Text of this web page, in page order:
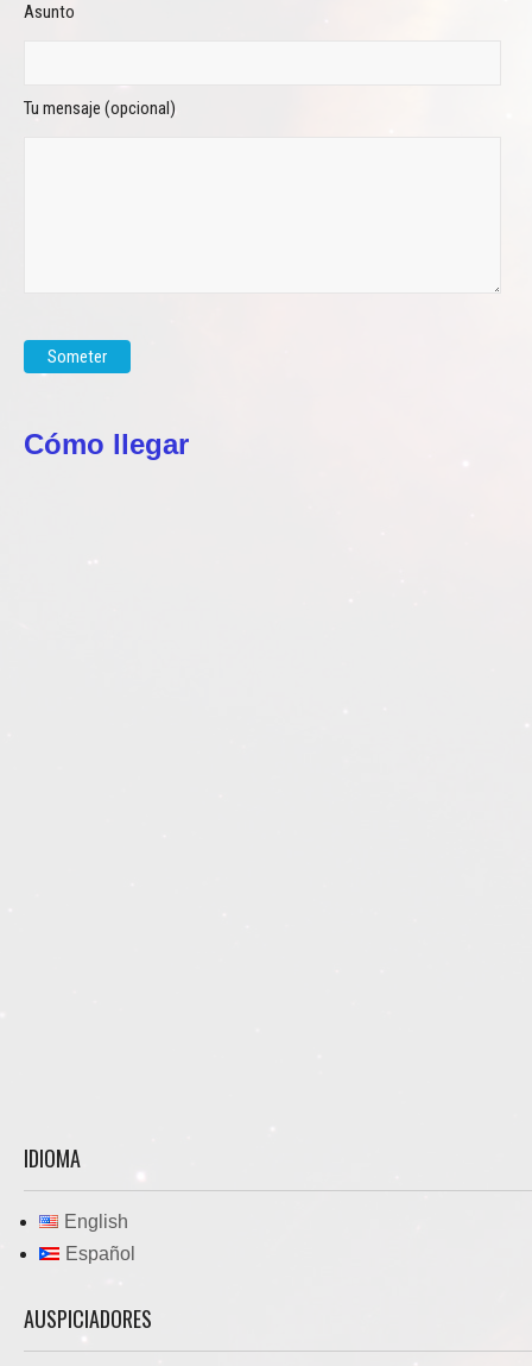
Asunto
Tu mensaje (opcional)
Cómo llegar
IDIOMA
English
Español
AUSPICIADORES